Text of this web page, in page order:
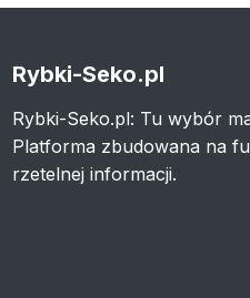
Rybki-Seko.pl
Rybki-Seko.pl: Tu wybór
Platforma zbudowana na
rzetelnej informacji.